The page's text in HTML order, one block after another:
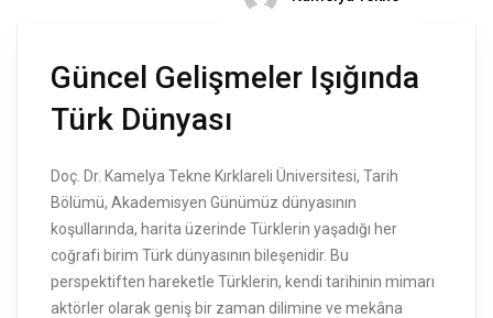
Güncel Gelişmeler Işığında
Türk Dünyası
Doç. Dr. Kamelya Tekne Kırklareli Üniversitesi, Tarih
Bölümü, Akademisyen Günümüz dünyasının
koşullarında, harita üzerinde Türklerin yaşadığı her
coğrafi birim Türk dünyasının bileşenidir. Bu
perspektiften hareketle Türklerin, kendi tarihinin mimarı
aktörler olarak geniş bir zaman dilimine ve mekâna